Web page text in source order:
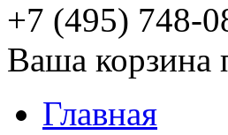
+7 (495) 748-
Ваша корзина
Главная